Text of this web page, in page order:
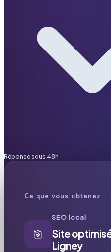
Réponse sous 48h
Ce que vous obtenez
🎯
SEO local
Site
Ligney